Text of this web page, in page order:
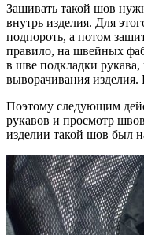
Зашивать такой шов
внутрь изделия. Для
подпороть, а потом
правило, на швейных
в шве подкладки рукава,
выворачивания
Поэтому следующим
рукавов и просмотр
изделии такой шов был